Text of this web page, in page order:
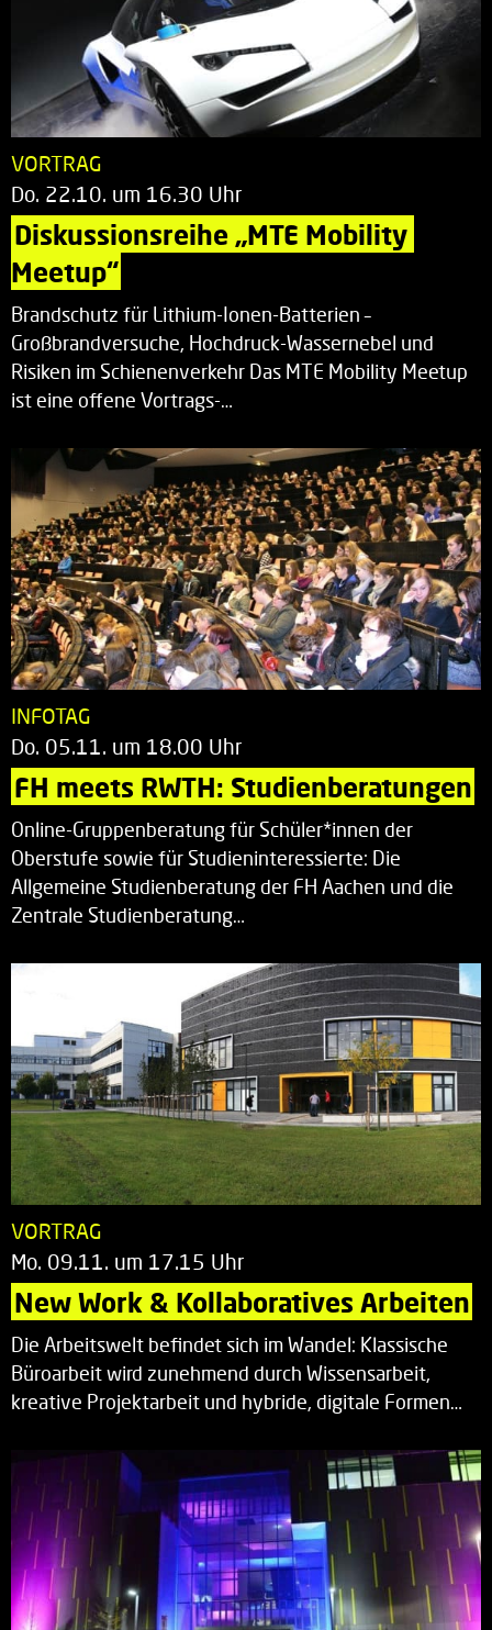
VORTRAG
Do. 22.10. um 16.30 Uhr
Diskussionsreihe „MTE Mobility
Meetup“
Brandschutz für Lithium-Ionen-Batterien –
Großbrandversuche, Hochdruck-Wassernebel und
Risiken im Schienenverkehr Das MTE Mobility Meetup
ist eine offene Vortrags-…
INFOTAG
Do. 05.11. um 18.00 Uhr
FH meets RWTH: Studienberatungen
Online-Gruppenberatung für Schüler*innen der
Oberstufe sowie für Studieninteressierte: Die
Allgemeine Studienberatung der FH Aachen und die
Zentrale Studienberatung…
VORTRAG
Mo. 09.11. um 17.15 Uhr
New Work & Kollaboratives Arbeiten
Die Arbeitswelt befindet sich im Wandel: Klassische
Büroarbeit wird zunehmend durch Wissensarbeit,
kreative Projektarbeit und hybride, digitale Formen…